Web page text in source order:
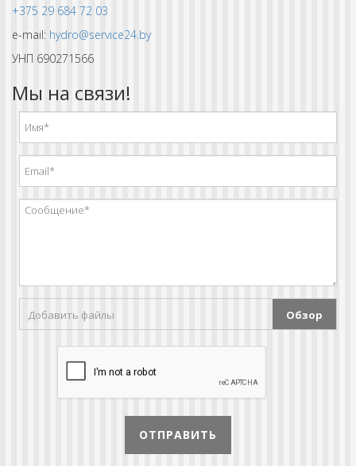
+375 29 684 72 03
e-mail: hydro@service24.by
УНП 690271566
Мы на связи!
Добавить файлы Обзор
ОТПРАВИТЬ